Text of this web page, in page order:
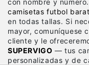
camisetas futbol
en todas tallas. Si
mayor, comuníquese
cliente y le
SUPERVIGO — tus
personalizadas y de